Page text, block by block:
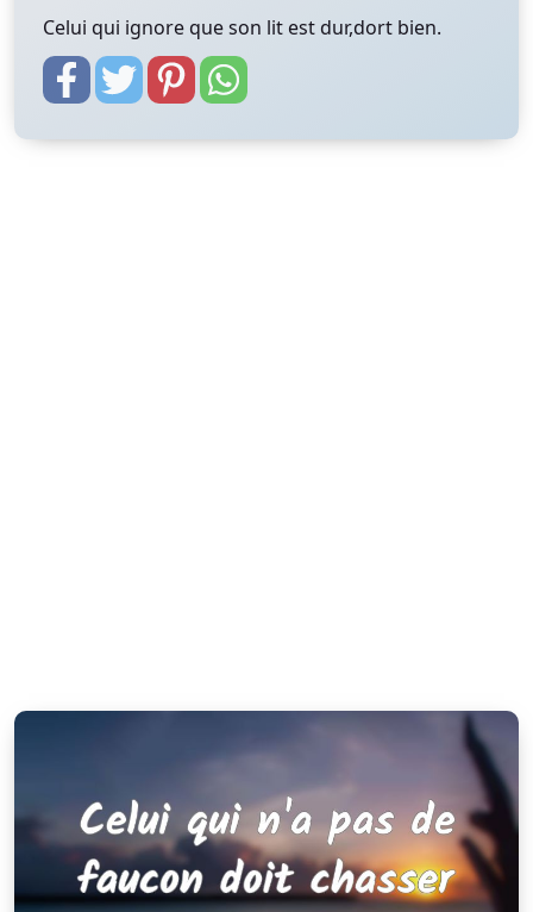
Celui qui ignore que son lit est dur,dort bien.